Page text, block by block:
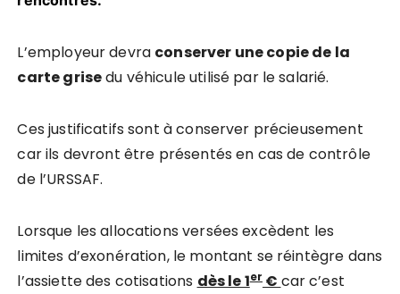
L’employeur devra conserver une copie de la
carte grisedu véhicule utilisé par le salarié.
Ces justificatifs sont à conserver précieusement
car ils devront être présentés en cas de contrôle
de l’URSSAF.
Lorsque les allocations versées excèdent les
limites d’exonération, le montant se réintègre dans
l’assiette des cotisations dès le 1er € car c’est